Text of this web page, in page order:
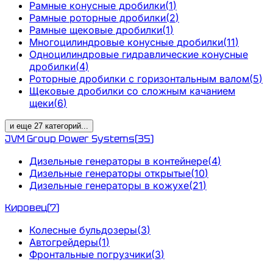
Рамные конусные дробилки(1)
Рамные роторные дробилки(2)
Рамные щековые дробилки(1)
Многоцилиндровые конусные дробилки(11)
Одноцилиндровые гидравлические конусные
дробилки(4)
Роторные дробилки с горизонтальным валом(5)
Щековые дробилки со сложным качанием
щеки(6)
и еще 27 категорий...
JVM Group Power Systems(35)
Дизельные генераторы в контейнере(4)
Дизельные генераторы открытые(10)
Дизельные генераторы в кожухе(21)
Кировец(7)
Колесные бульдозеры(3)
Автогрейдеры(1)
Фронтальные погрузчики(3)